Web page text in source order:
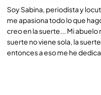
Soy Sabina, periodista y
me apasiona todo lo que
creo en la suerte... Mi
suerte no viene sola, la
entonces a eso me he